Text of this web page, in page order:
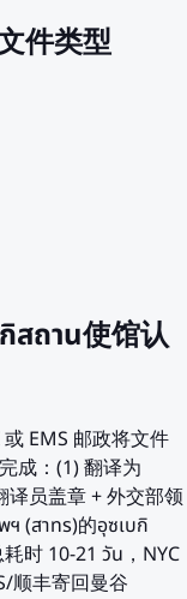
件类型
สถาน使馆认
EMS 邮政将文件
成：(1) 翻译为
译员盖章 + 外交部领
(สาทร)的อุซเบกิ
时 10-21 วัน，NYC
顺丰寄回曼谷